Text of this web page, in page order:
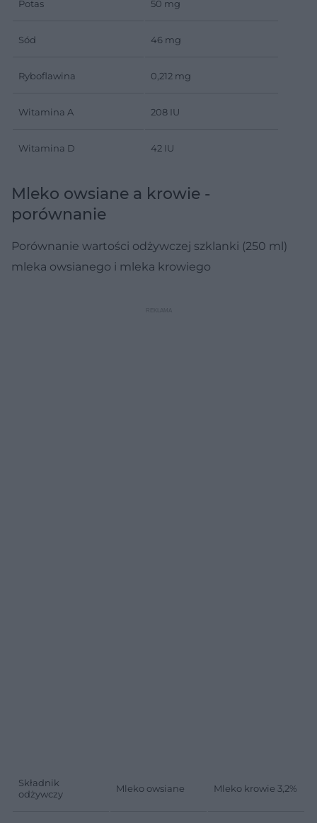
Potas 50 mg
Sód 46 mg
Ryboflawina 0,212 mg
Witamina A 208 IU
Witamina D 42 IU
Mleko owsiane a krowie -
porównanie
Porównanie wartości odżywczej szklanki (250 ml)
mleka owsianego i mleka krowiego
Składnik
odżywczy
Mleko owsiane Mleko krowie 3,2%